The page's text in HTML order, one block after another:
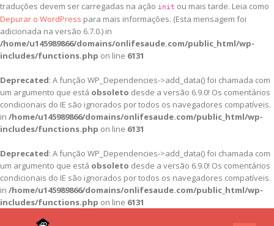
traduções devem ser carregadas na ação init ou mais tarde. Leia como
Depurar o WordPress para mais informações. (Esta mensagem foi
adicionada na versão 6.7.0.) in
/home/u145989866/domains/onlifesaude.com/public_html/wp-
includes/functions.php on line 6131
Deprecated: A função WP_Dependencies->add_data() foi chamada com
um argumento que está obsoleto desde a versão 6.9.0! Os comentários
condicionais do IE são ignorados por todos os navegadores compatíveis.
in /home/u145989866/domains/onlifesaude.com/public_html/wp-
includes/functions.php on line 6131
Deprecated: A função WP_Dependencies->add_data() foi chamada com
um argumento que está obsoleto desde a versão 6.9.0! Os comentários
condicionais do IE são ignorados por todos os navegadores compatíveis.
in /home/u145989866/domains/onlifesaude.com/public_html/wp-
includes/functions.php on line 6131